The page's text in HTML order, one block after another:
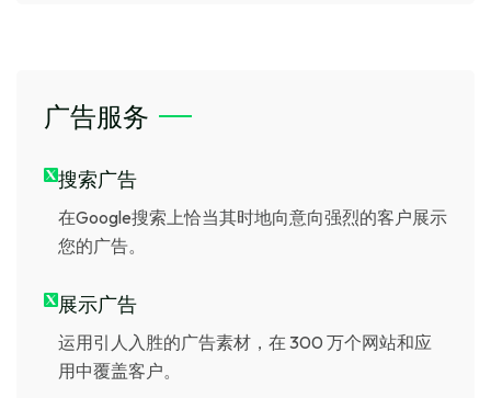
广告服务
搜索广告
在Google搜索上恰当其时地向意向强烈的客户展示
您的广告。
展示广告
运用引人入胜的广告素材，在 300 万个网站和应
用中覆盖客户。